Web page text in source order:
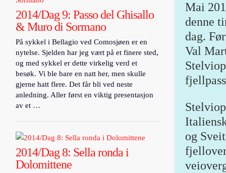
Mai
denne
dag.
Val
og
2014/Dag 9: Passo del Ghisallo
& Muro di Sormano
På sykkel i Bellagio ved Comosjøen er en
nytelse. Sjelden har jeg vært på et finere sted,
og med sykkel er dette virkelig verd et
besøk. Vi ble bare en natt her, men skulle
gjerne hatt flere. Det får bli ved neste
anledning. Aller først en viktig presentasjon
av et …
2014/Dag 8: Sella ronda i
Dolomittene